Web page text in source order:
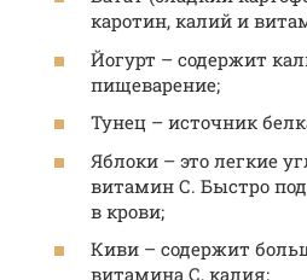
каротин, калий и
Йогурт – содержит
пищеварение;
Тунец – источник
Яблоки – это легкие
витамин С. Быстро
в крови;
Киви – содержит
витамина С, калия;